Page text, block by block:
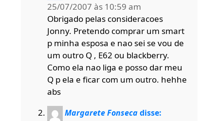
25/07/2007 às 10:59 am
Obrigado pelas consideracoes
Jonny. Pretendo comprar um smart
p minha esposa e nao sei se vou de
um outro Q , E62 ou blackberry.
Como ela nao liga e posso dar meu
Q p ela e ficar com um outro. hehhe
abs
Margarete Fonseca disse: